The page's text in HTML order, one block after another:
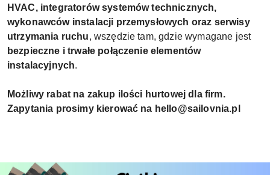
HVAC, integratorów systemów technicznych,
wykonawców instalacji przemysłowych oraz serwisy
utrzymania ruchu, wszędzie tam, gdzie wymagane jest
bezpieczne i trwałe połączenie elementów
instalacyjnych.
Możliwy rabat na zakup ilości hurtowej dla firm.
Zapytania prosimy kierować na hello@sailovnia.pl